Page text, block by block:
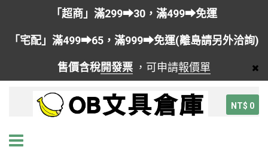
「超商」滿299➡30，滿499➡免運
「宅配」滿499➡65，滿999➡免運(離島請另外洽詢)
售價含稅開發票 ，可申請報價單
NT$ 0